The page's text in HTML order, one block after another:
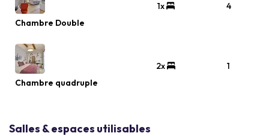
Chambre Double
1x 4
Chambre quadruple
2x 1
Salles & espaces utilisables